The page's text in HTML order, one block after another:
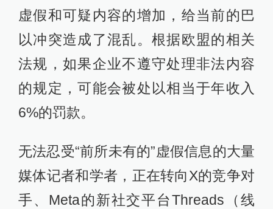
虚假和可疑内容的增加，给当前的巴
以冲突造成了混乱。根据欧盟的相关
法规，如果企业不遵守处理非法内容
的规定，可能会被处以相当于年收入
6%的罚款。
无法忍受“前所未有的”虚假信息的大量
媒体记者和学者，正在转向X的竞争对
手、Meta的新社交平台Threads（线